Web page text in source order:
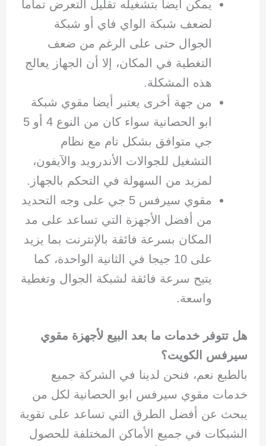
يمكن أيضا بتشغيله تقليل التعرض تماما
لضعف شبكة الواي فاي أو شبكة
الجوال حتى على الرغم من ضعف
التغطية في المكان، إلا أن الجهاز يعالج
هذه المشكلة.
من جهة أخرى يعتبر أيضا مقوي شبكة
ابو الحصانية سواء كان من النوع 4 أو 5
جي متوافق بشكل تام مع نظام
التشغيل للجوالات الأندرويد والآيفون،
لمزيد من السهولة في التحكم بالجهاز.
مقوي سيرفس 5 جي على وجه التحديد
من أفضل الأجهزة التي تساعد على مد
المكان بسرعة فائقة بالإنترنت بما يزيد
على 10 جيجا في الثانية الواحدة، كما
يتيح سرعة فائقة لشبكة الجوال وتغطية
واسعة.
هل تتوفر خدمات ما بعد البيع لأجهزة مقوي
سيرفس الكويت؟
بالطبع نعم، فنحن لدينا في الشركة جميع
خدمات مقوي سيرفس ابو الحصانية لكل من
يبحث عن أفضل الطرق التي تساعد على تقوية
الشبكات في جميع الأماكن المختلفة للحصول